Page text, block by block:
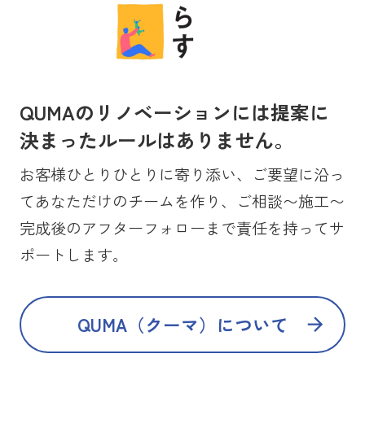
QUMAのリノベーションには提案に
決まったルールはありません。
お客様ひとりひとりに寄り添い、ご要望に沿っ
てあなただけのチームを作り、ご相談〜施工〜
完成後のアフターフォローまで責任を持ってサ
ポートします。
QUMA（クーマ）について